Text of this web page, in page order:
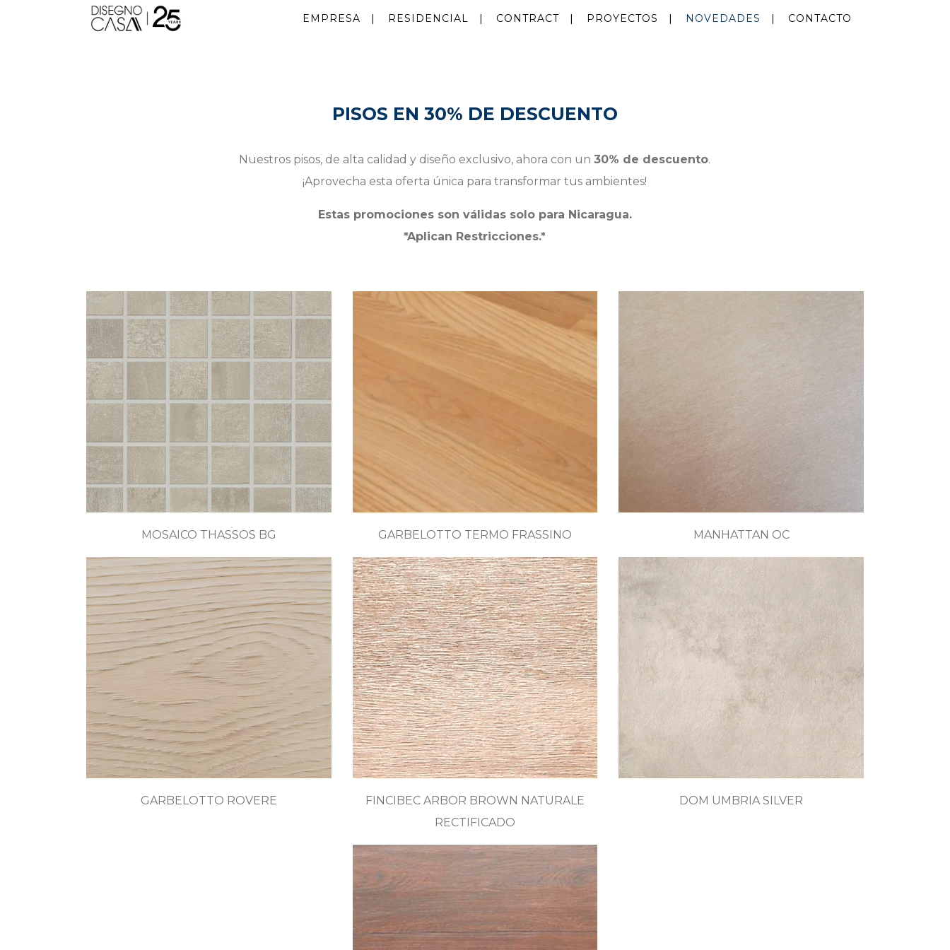
EMPRESA RESIDENCIAL CONTRACT PROYECTOS NOVEDADES CONTACTO
PISOS EN 30% DE DESCUENTO
Nuestros pisos, de alta calidad y diseño exclusivo, ahora con un30% de descuento.
¡Aprovecha esta oferta única para transformar tus ambientes!
Estas promociones son válidas solo para Nicaragua.
*Aplican Restricciones.*
MOSAICO THASSOS BG GARBELOTTO TERMO FRASSINO MANHATTAN OC
GARBELOTTO ROVERE
FINCIBEC ARBOR BROWN NATURALE
RECTIFICADO
DOM UMBRIA SILVER